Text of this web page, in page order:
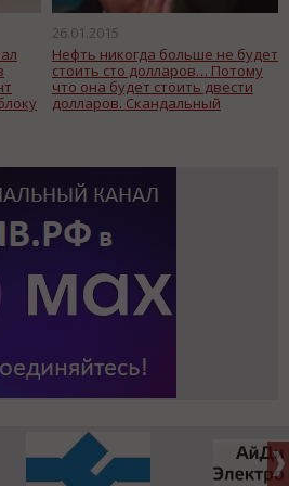
26.01.2015
Нефть никогда больше не будет
стоить сто долларов… Потому
что она будет стоить двести
долларов. Скандальный
генеральный секретарь ОПЕК
Абдалла Салем Аль-Бадри.